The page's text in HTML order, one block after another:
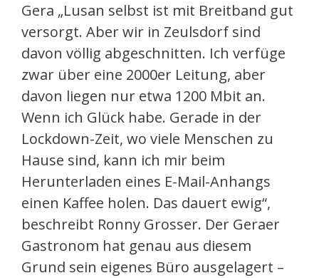
Gera „Lusan selbst ist mit Breitband gut
versorgt. Aber wir in Zeulsdorf sind
davon völlig abgeschnitten. Ich verfüge
zwar über eine 2000er Leitung, aber
davon liegen nur etwa 1200 Mbit an.
Wenn ich Glück habe. Gerade in der
Lockdown-Zeit, wo viele Menschen zu
Hause sind, kann ich mir beim
Herunterladen eines E-Mail-Anhangs
einen Kaffee holen. Das dauert ewig“,
beschreibt Ronny Grosser. Der Geraer
Gastronom hat genau aus diesem
Grund sein eigenes Büro ausgelagert –